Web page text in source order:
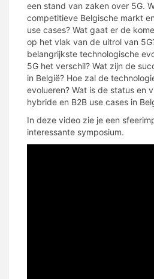
een stand van zaken over 5G.
competitieve Belgische markt
use cases? Wat gaat er de
op het vlak van de uitrol van
belangrijkste technologische
5G het verschil? Wat zijn de
in België? Hoe zal de
evolueren? Wat is de status en
hybride en B2B use cases in
In deze video zie je een
interessante symposium.